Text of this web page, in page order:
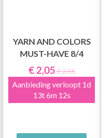
YARN AND COLORS
MUST-HAVE 8/4
€ 2,05 € 2,55
Aanbieding verloopt 1d
13t 6m 11s